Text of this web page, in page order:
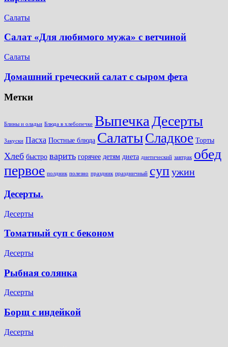
Салаты
Салат «Для любимого мужа» с ветчиной
Салаты
Домашний греческий салат с сыром фета
Метки
Блины и оладьи Блюда в хлебопечке Выпечка Десерты
Закуски Пасха Постные блюда СалатыСладкое Торты
Хлеб быстро варить горячее детям диета диетический завтрак обед
первое полдник полезно праздник праздничный супужин
Десерты.
Десерты
Томатный суп с беконом
Десерты
Рыбная солянка
Десерты
Борщ с индейкой
Десерты